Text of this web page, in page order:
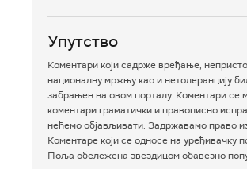
Упутство
Коментари који садрже вређање,
националну мржњу као и нетолеранцију
забрањен на овом порталу. Коментари се
коментари граматички и правописно
нећемо објављивати. Задржавамо право
Коментаре који се односе на уређивачку
Поља обележена звездицом обавезно